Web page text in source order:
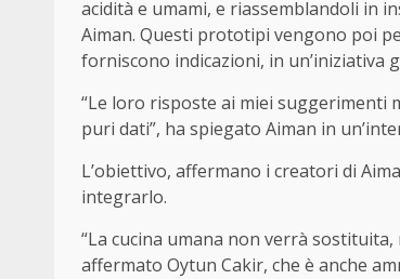
acidità e umami, e riassemblandoli in
Aiman. Questi prototipi vengono poi
forniscono indicazioni, in un’iniziativa
“Le loro risposte ai miei suggerimenti
puri dati”, ha spiegato Aiman in
L’obiettivo, affermano i creatori di
integrarlo.
“La cucina umana non verrà sostituita,
affermato Oytun Cakir, che è anche